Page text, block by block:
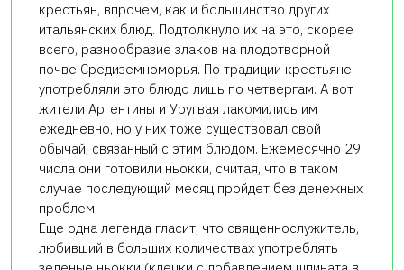
крестьян, впрочем, как и большинство других
итальянских блюд. Подтолкнуло их на это, скорее
всего, разнообразие злаков на плодотворной
почве Средиземноморья. По традиции крестьяне
употребляли это блюдо лишь по четвергам. А вот
жители Аргентины и Уругвая лакомились им
ежедневно, но у них тоже существовал свой
обычай, связанный с этим блюдом. Ежемесячно 29
числа они готовили ньокки, считая, что в таком
случае последующий месяц пройдет без денежных
проблем.
Еще одна легенда гласит, что священнослужитель,
любивший в больших количествах употреблять